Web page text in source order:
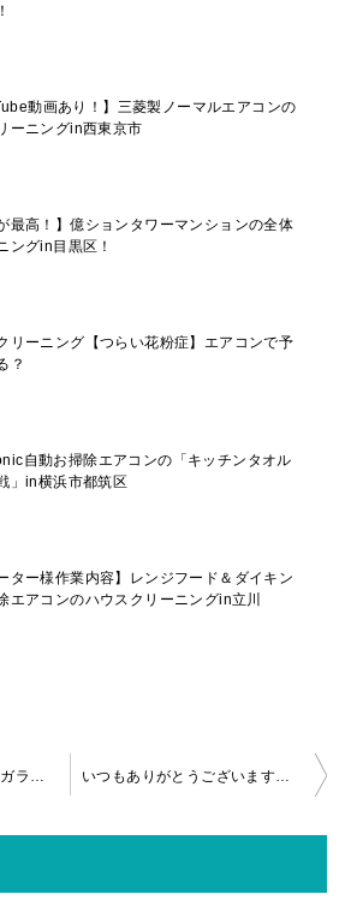
動画あり！】三菱製ノーマルエアコンの
ーニングin西東京市
最高！】億ションタワーマンションの全体
ングin目黒区！
リーニング【つらい花粉症】エアコンで予
？
自動お掃除エアコンの「キッチンタオル
」in横浜市都筑区
ター様作業内容】レンジフード＆ダイキン
エアコンのハウスクリーニングin立川